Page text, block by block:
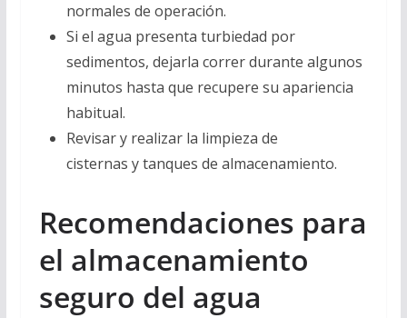
normales de operación.
Si el agua presenta turbiedad por
sedimentos, dejarla correr durante algunos
minutos hasta que recupere su apariencia
habitual.
Revisar y realizar la limpieza de
cisternas y tanques de almacenamiento.
Recomendaciones para
el almacenamiento
seguro del agua